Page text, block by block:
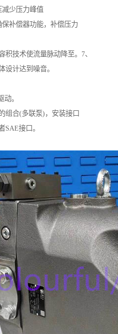
少压力峰值
补偿器功能，补偿压力
积技术使流量脉动降至。7、
设计达到噪音。
。
组合(多联泵)，安装接口
SAE接口。